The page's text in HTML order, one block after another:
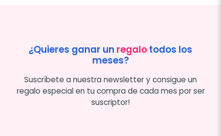
¿Quieres ganar un regalotodos los
meses?
Suscríbete a nuestra newsletter y consigue un
regalo especial en tu compra de cada mes por ser
suscriptor!